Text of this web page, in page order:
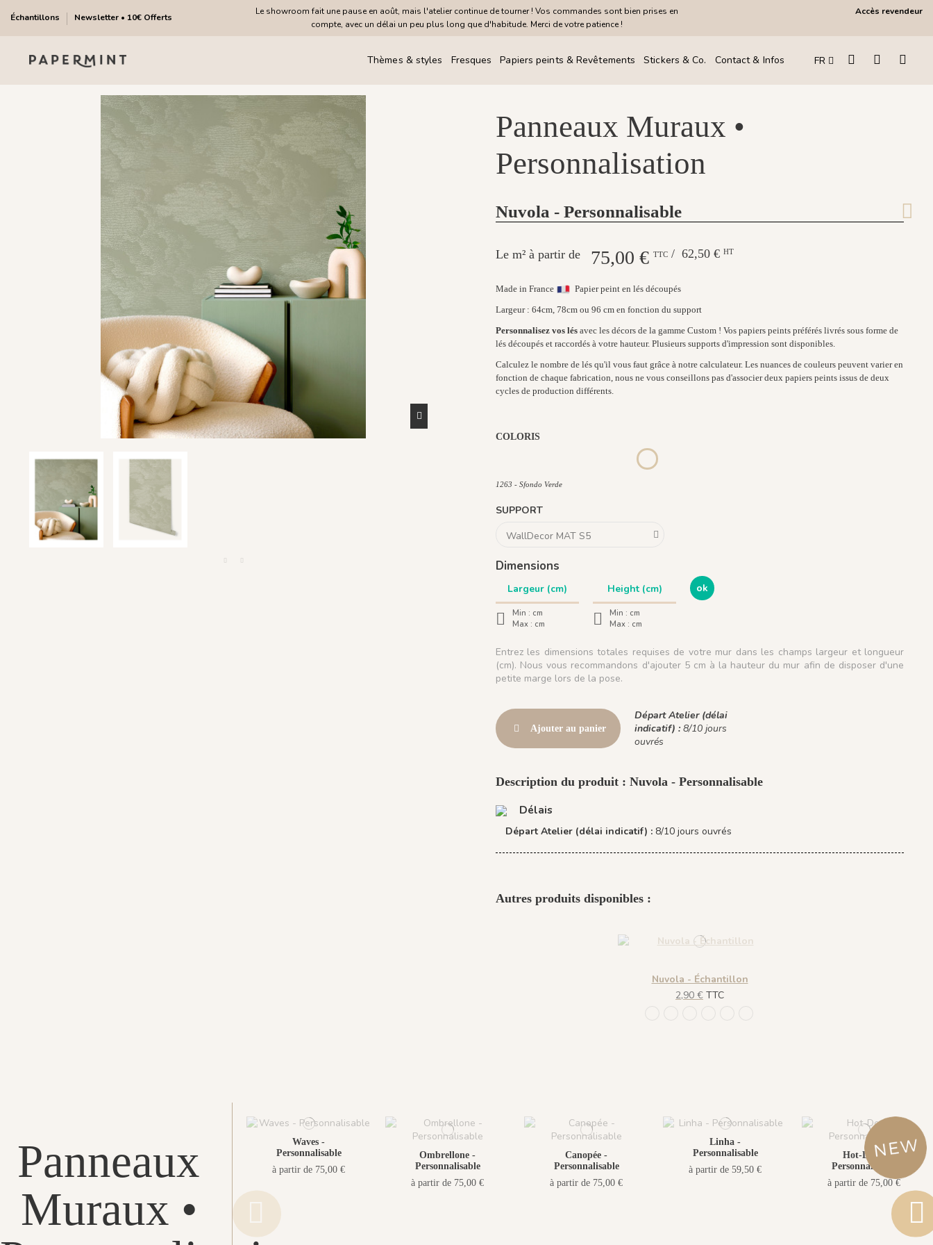
Échantillons Newsletter • 10€ Offerts
Le showroom fait une pause en août, mais l'atelier continue de tourner ! Vos commandes sont bien prises en
compte, avec un délai un peu plus long que d'habitude. Merci de votre patience !
Accès revendeur
Thèmes & styles Fresques Papiers peints & Revêtements Stickers & Co. Contact & Infos FR
Panneaux Muraux •
Personnalisation
Nuvola - Personnalisable
75,00 € TTC / 62,50 € HT
Made in France Papier peint en lés découpés
Largeur : 64cm, 78cm ou 96 cm en fonction du support
Personnalisez vos lés avec les décors de la gamme Custom ! Vos papiers peints préférés livrés sous forme de
lés découpés et raccordés à votre hauteur. Plusieurs supports d'impression sont disponibles.
Calculez le nombre de lés qu'il vous faut grâce à notre calculateur. Les nuances de couleurs peuvent varier en
fonction de chaque fabrication, nous ne vous conseillons pas d'associer deux papiers peints issus de deux
cycles de production différents.
COLORIS
1267 - Ocra1268 - Sfondo Blu
1263 - Sfondo Verde
1263 - Sfondo Verde
SUPPORT
Dimensions
Min : cm
Max : cm
Min : cm
Max : cm
ok
Entrez les dimensions totales requises de votre mur dans les champs largeur et longueur
(cm). Nous vous recommandons d'ajouter 5 cm à la hauteur du mur afin de disposer d'une
petite marge lors de la pose.
Ajouter au panier
Départ Atelier (délai
indicatif) : 8/10 jours
ouvrés
Description du produit : Nuvola - Personnalisable
Délais
Départ Atelier (délai indicatif) : 8/10 jours ouvrés
Autres produits disponibles :
Nuvola - Échantillon
2,90 € TTC
Panneaux
Muraux •
Waves -
Personnalisable
à partir de 75,00 €
Ombrellone -
Personnalisable
à partir de 75,00 €
Canopée -
Personnalisable
à partir de 75,00 €
Linha -
Personnalisable
à partir de 59,50 €
Hot-Dog -
Personnalisable
à partir de 75,00 €